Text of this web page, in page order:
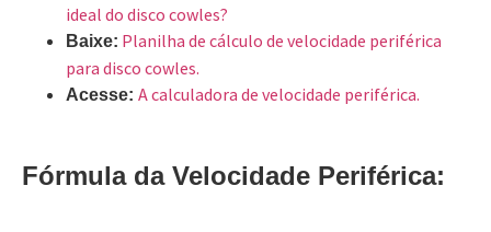
ideal do disco cowles?
Baixe: Planilha de cálculo de velocidade periférica
para disco cowles.
Acesse: A calculadora de velocidade periférica.
Fórmula da Velocidade Periférica: